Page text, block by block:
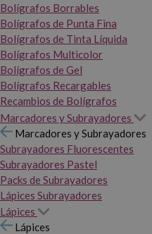
Bolígrafos Borrables
Bolígrafos de Punta Fina
Bolígrafos de Tinta Líquida
Bolígrafos Multicolor
Bolígrafos de Gel
Bolígrafos Recargables
Recambios de Bolígrafos
Marcadores y Subrayadores
Marcadores y Subrayadores
Subrayadores Fluorescentes
Subrayadores Pastel
Packs de Subrayadores
Lápices Subrayadores
Lápices
Lápices